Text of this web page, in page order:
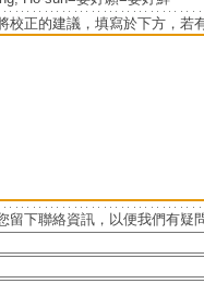
校正的建議，填寫於下方，若
留下聯絡資訊，以便我們有疑